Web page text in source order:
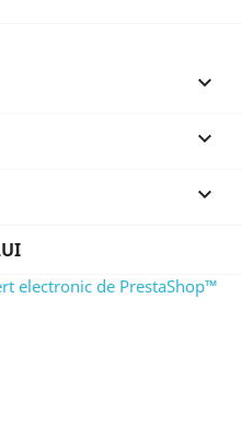



electronic de PrestaShop™